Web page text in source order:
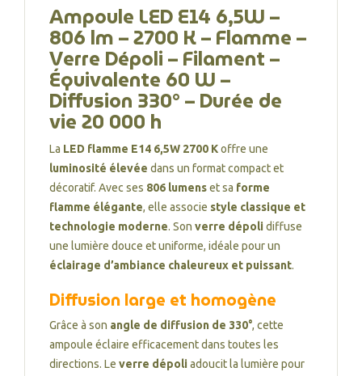
Ampoule LED E14 6,5W –
806 lm – 2700 K – Flamme –
Verre Dépoli – Filament –
Équivalente 60 W –
Diffusion 330° – Durée de
vie 20 000 h
La LED flamme E14 6,5W 2700 Koffre une
luminosité élevée dans un format compact et
décoratif. Avec ses 806 lumenset sa forme
flamme élégante, elle associe style classique et
technologie moderne. Son verre dépolidiffuse
une lumière douce et uniforme, idéale pour un
éclairage d’ambiance chaleureux et puissant.
Diffusion large et homogène
Grâce à son angle de diffusion de 330°, cette
ampoule éclaire efficacement dans toutes les
directions. Le verre dépoliadoucit la lumière pour